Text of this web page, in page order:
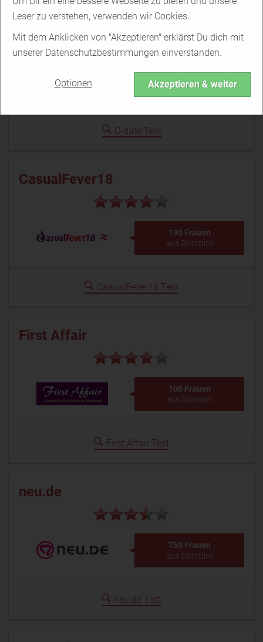
Leser zu verstehen, verwenden wir Cookies.
Mit dem Anklicken von "Akzeptieren" erklärst Du dich mit
unserer Datenschutzbestimmungen einverstanden.
Optionen Akzeptieren & weiter
C-date
aus Dornbirn
C-date Test
CasualFever18
190 Frauen
aus Dornbirn
CasualFever18 Test
First Affair
100 Frauen
aus Dornbirn
First Affair Test
neu.de
750 Frauen
aus Dornbirn
neu.de Test